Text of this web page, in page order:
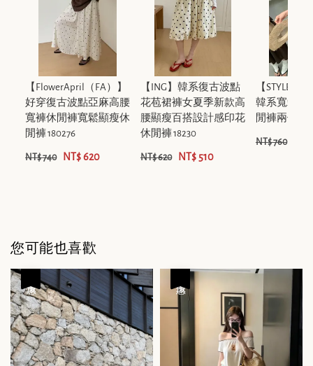
【FlowerApril（FA）】
好穿復古波點亞麻高腰
寬褲休閒褲寬鬆顯瘦休
閒褲 180276
NT$ 740 NT$ 620
【ING】韓系復古波點
花苞裙褲女夏季新款高
腰顯瘦百搭設計感印花
休閒褲 18230
NT$ 620 NT$ 510
【STYLE風
韓系寬鬆背
閒褲兩件套
NT$ 760
您可能也喜歡